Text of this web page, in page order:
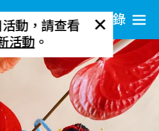
目​錄
動，請查看
活動 。